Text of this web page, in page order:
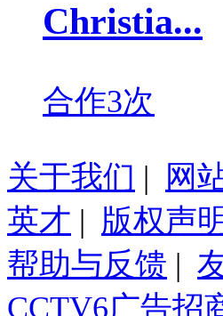
Christia...
合作3次
关于我们 | 网
英才 | 版权声明
帮助与反馈 |
CCTV6广告招